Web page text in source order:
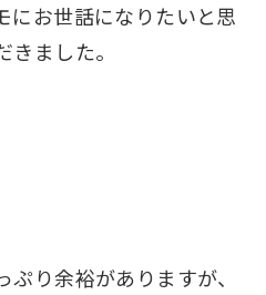
にお世話になりたいと思
ました。
り余裕がありますが、